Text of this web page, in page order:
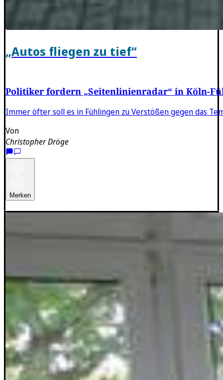
„Autos fliegen zu tief“
Politiker fordern „Seitenlinienradar“ in Köln-
Immer öfter soll es in Fühlingen zu Verstößen gegen das
Von
Christopher Dröge
Merken